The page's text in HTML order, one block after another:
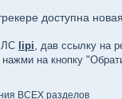
доступна
ЛС lipi, дав ссылку на
нажми на кнопку
ВСЕХ разделов